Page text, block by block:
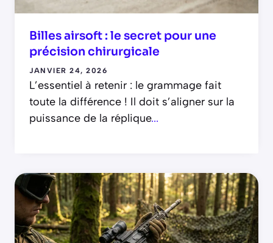
Billes airsoft : le secret pour une
précision chirurgicale
JANVIER 24, 2026
L’essentiel à retenir : le grammage fait
toute la différence ! Il doit s’aligner sur la
puissance de la réplique...